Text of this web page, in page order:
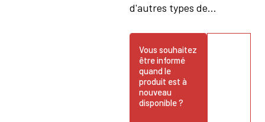
d'autres types de...
Vous souhaitez
être informé
quand le
produit est à
nouveau
disponible ?